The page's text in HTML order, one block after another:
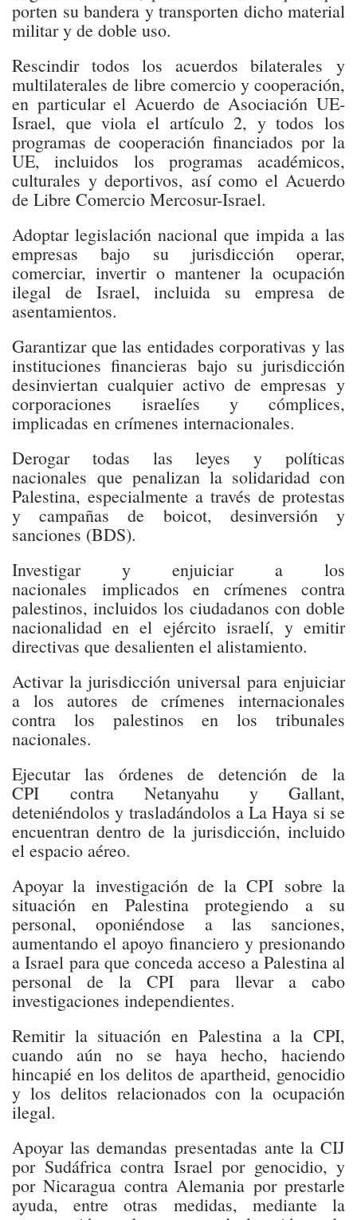
porten su bandera y transporten dicho material
militar y de doble uso.
Rescindir todos los acuerdos bilaterales y
multilaterales de libre comercio y cooperación,
en particular el Acuerdo de Asociación UE-
Israel, que viola el artículo 2, y todos los
programas de cooperación financiados por la
UE, incluidos los programas académicos,
culturales y deportivos, así como el Acuerdo
de Libre Comercio Mercosur-Israel.
Adoptar legislación nacional que impida a las
empresas bajo su jurisdicción operar,
comerciar, invertir o mantener la ocupación
ilegal de Israel, incluida su empresa de
asentamientos.
Garantizar que las entidades corporativas y las
instituciones financieras bajo su jurisdicción
desinviertan cualquier activo de empresas y
corporaciones israelíes y cómplices,
implicadas en crímenes internacionales.
Derogar todas las leyes y políticas
nacionales que penalizan la solidaridad con
Palestina, especialmente a través de protestas
y campañas de boicot, desinversión y
sanciones (BDS).
Investigar y enjuiciar a los
nacionales implicados en crímenes contra
palestinos, incluidos los ciudadanos con doble
nacionalidad en el ejército israelí, y emitir
directivas que desalienten el alistamiento.
Activar la jurisdicción universal para enjuiciar
a los autores de crímenes internacionales
contra los palestinos en los tribunales
nacionales.
Ejecutar las órdenes de detención de la
CPI contra Netanyahu y Gallant,
deteniéndolos y trasladándolos a La Haya si se
encuentran dentro de la jurisdicción, incluido
el espacio aéreo.
Apoyar la investigación de la CPI sobre la
situación en Palestina protegiendo a su
personal, oponiéndose a las sanciones,
aumentando el apoyo financiero y presionando
a Israel para que conceda acceso a Palestina al
personal de la CPI para llevar a cabo
investigaciones independientes.
Remitir la situación en Palestina a la CPI,
cuando aún no se haya hecho, haciendo
hincapié en los delitos de apartheid, genocidio
y los delitos relacionados con la ocupación
ilegal.
Apoyar las demandas presentadas ante la CIJ
por Sudáfrica contra Israel por genocidio, y
por Nicaragua contra Alemania por prestarle
ayuda, entre otras medidas, mediante la